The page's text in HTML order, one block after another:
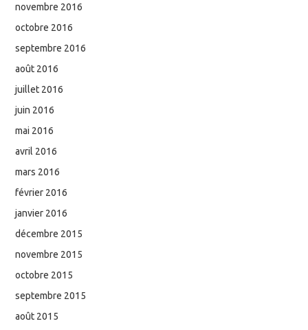
novembre 2016
octobre 2016
septembre 2016
août 2016
juillet 2016
juin 2016
mai 2016
avril 2016
mars 2016
février 2016
janvier 2016
décembre 2015
novembre 2015
octobre 2015
septembre 2015
août 2015